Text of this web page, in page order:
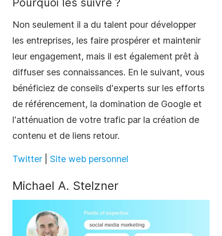
Pourquoi les suivre ?
Non seulement il a du talent pour développer
les entreprises, les faire prospérer et maintenir
leur engagement, mais il est également prêt à
diffuser ses connaissances. En le suivant, vous
bénéficiez de conseils d'experts sur les efforts
de référencement, la domination de Google et
l'atténuation de votre trafic par la création de
contenu et de liens retour.
Twitter Site web personnel
Michael A. Stelzner